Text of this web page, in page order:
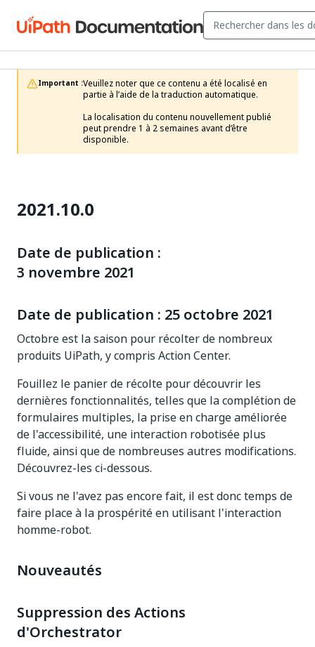
Important :Veuillez noter que ce contenu a été localisé en
partie à l’aide de la traduction automatique.
La localisation du contenu nouvellement publié
peut prendre 1 à 2 semaines avant d’être
disponible.
2021.10.0
Date de publication :
3 novembre 2021
Date de publication : 25 octobre 2021
Octobre est la saison pour récolter de nombreux
produits UiPath, y compris Action Center.
Fouillez le panier de récolte pour découvrir les
dernières fonctionnalités, telles que la complétion de
formulaires multiples, la prise en charge améliorée
de l'accessibilité, une interaction robotisée plus
fluide, ainsi que de nombreuses autres modifications.
Découvrez-les ci-dessous.
Si vous ne l'avez pas encore fait, il est donc temps de
faire place à la prospérité en utilisant l'interaction
homme-robot.
Nouveautés
Suppression des Actions
d'Orchestrator